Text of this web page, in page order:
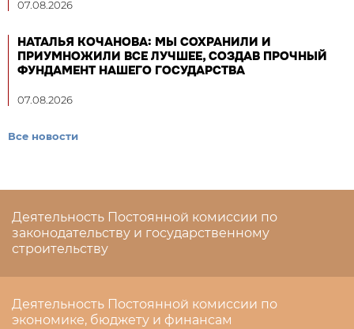
07.08.2026
НАТАЛЬЯ КОЧАНОВА: МЫ СОХРАНИЛИ И
ПРИУМНОЖИЛИ ВСЕ ЛУЧШЕЕ, СОЗДАВ ПРОЧНЫЙ
ФУНДАМЕНТ НАШЕГО ГОСУДАРСТВА
07.08.2026
Все новости
Деятельность Постоянной комиссии по
законодательству и государственному
строительству
Деятельность Постоянной комиссии по
экономике, бюджету и финансам